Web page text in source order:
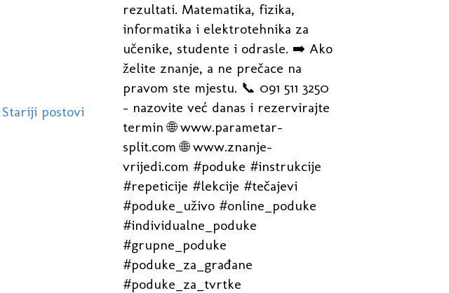
Stariji postovi
rezultati. Matematika, fizika,
informatika i elektrotehnika za
učenike, studente i odrasle. ➡️ Ako
želite znanje, a ne prečace na
pravom ste mjestu. 📞 091 511 3250
- nazovite već danas i rezervirajte
termin 🌐 www.parametar-
split.com 🌐 www.znanje-
vrijedi.com #poduke #instrukcije
#repeticije #lekcije #tečajevi
#poduke_uživo #online_poduke
#individualne_poduke
#grupne_poduke
#poduke_za_građane
#poduke_za_tvrtke